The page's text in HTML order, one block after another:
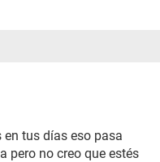
en tus días eso pasa
pero no creo que estés